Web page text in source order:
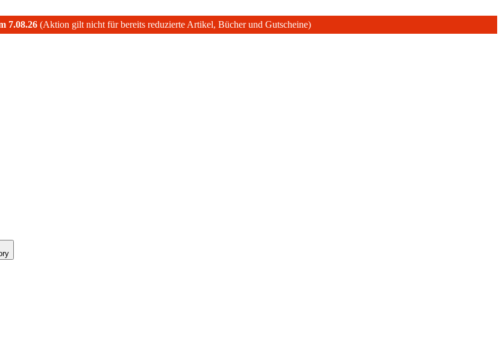
7.08.26(Aktion gilt nicht für bereits reduzierte Artikel, Bücher und Gutscheine)